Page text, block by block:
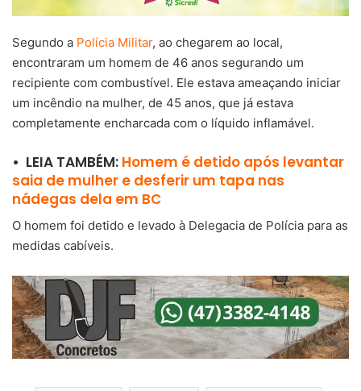
Segundo a Polícia Militar, ao chegarem ao local,
encontraram um homem de 46 anos segurando um
recipiente com combustível. Ele estava ameaçando iniciar
um incêndio na mulher, de 45 anos, que já estava
completamente encharcada com o líquido inflamável.
• LEIA TAMBÉM: Homem é detido após levantar
saia de mulher e desferir um tapa nas
nádegas dela em BC
O homem foi detido e levado à Delegacia de Polícia para as
medidas cabíveis.